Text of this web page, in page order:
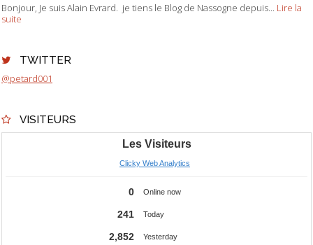
Bonjour, Je suis Alain Evrard. je tiens le Blog de Nassogne depuis... Lire la
suite
TWITTER
@petard001
VISITEURS